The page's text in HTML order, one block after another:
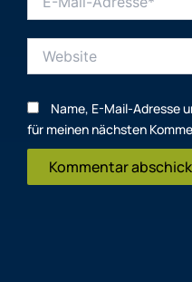
Mail-
Name, E-Mail-Adresse
für meinen nächsten